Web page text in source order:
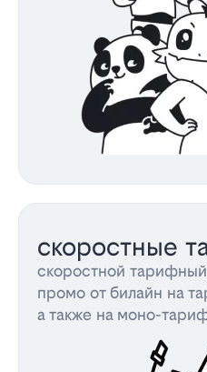
скоростные
скоростной
промо от билайн на
а также на моно-